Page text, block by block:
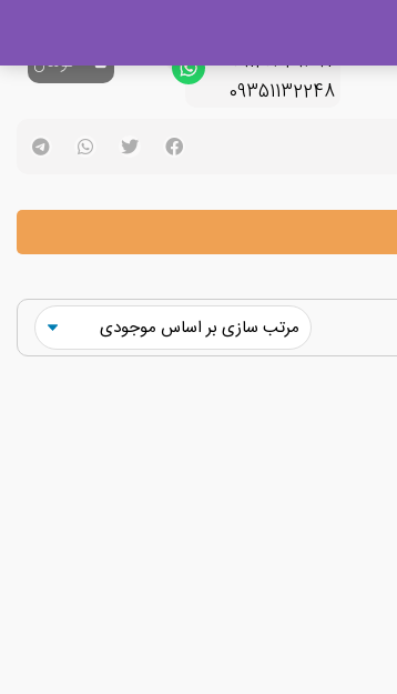
09120329397
09351132248
0تومان